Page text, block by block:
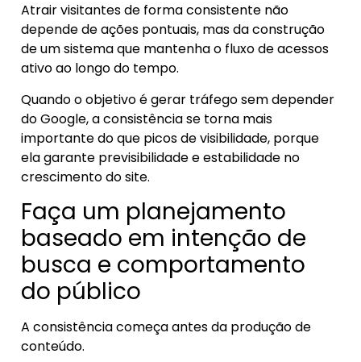
Atrair visitantes de forma consistente não
depende de ações pontuais, mas da construção
de um sistema que mantenha o fluxo de acessos
ativo ao longo do tempo.
Quando o objetivo é gerar tráfego sem depender
do Google, a consistência se torna mais
importante do que picos de visibilidade, porque
ela garante previsibilidade e estabilidade no
crescimento do site.
Faça um planejamento
baseado em intenção de
busca e comportamento
do público
A consistência começa antes da produção de
conteúdo.